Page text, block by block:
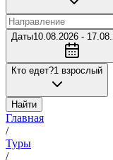
Даты10.08.2026 -
Кто едет?1 взрослый
Найти
Главная
/
Туры
/